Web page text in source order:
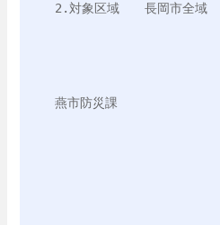
2.対象区域　　長岡市全
燕市防災課